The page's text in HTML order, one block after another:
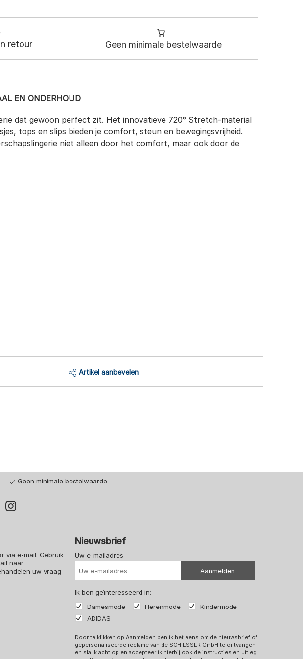
retour Geen minimale bestelwaarde
dat gewoon perfect zit. Het innovatieve 720° Stretch-material
tops en slips bieden je comfort, steun en bewegingsvrijheid.
niet alleen door het comfort, maar ook door de
EN ONDERHOUD
Artikel aanbevelen
Geen minimale bestelwaarde
via e-mail. Gebruik
naar
uw vraag
Nieuwsbrief
Uw e-mailadres
Aanmelden
Ik ben geïnteresseerd in:
Damesmode
Herenmode
Kindermode
ADIDAS
Door te klikken op Aanmelden ben ik het eens om de nieuwsbrief of
gepersonaliseerde reclame van de SCHIESSER GmbH te ontvangen
en sla ik acht op en accepteer ik hierbij ook de instructies en uitleg